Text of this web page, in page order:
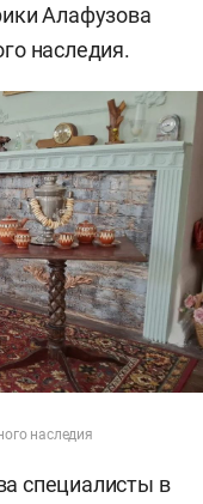
Алафузова
наследия.
наследия
специалисты в